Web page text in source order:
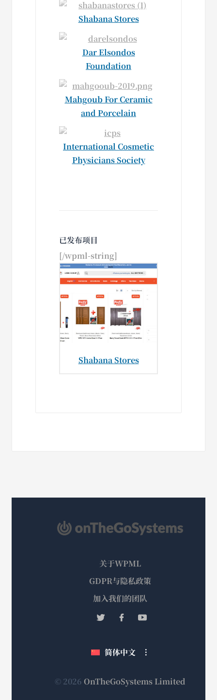
Shabana Stores
Dar Elsondos
Foundation
Mahgoub For Ceramic
and Porcelain
International Cosmetic
Physicians Society
已发布项目
[/wpml-string]
Shabana Stores
© 2026 OnTheGoSystems Limited
简体中文
关于WPML
GDPR与隐私政策
加入我们的团队
开）
（在
口
打
（在
口
打
（在
口
打